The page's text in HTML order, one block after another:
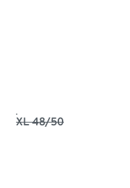
XL 48/50